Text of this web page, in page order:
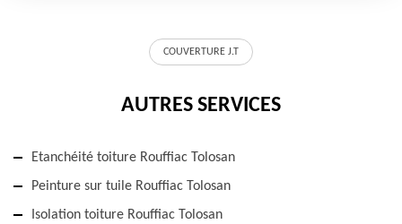
COUVERTURE J.T
AUTRES SERVICES
Etanchéité toiture Rouffiac Tolosan
Peinture sur tuile Rouffiac Tolosan
Isolation toiture Rouffiac Tolosan